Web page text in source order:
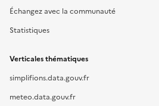
Échangez avec la communauté
Statistiques
Verticales thématiques
simplifions.data.gouv.fr
meteo.data.gouv.fr